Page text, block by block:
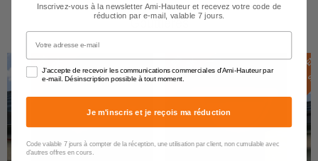
Gouttières
E
N
S
T
O
C
K E
N
S
T
O
C
K E
N
S
T
O
C
Inscrivez-vous à la newsletter Ami-Hauteur et recevez votre code de
réduction par e-mail, valable 7 jours.
Votre adresse e-mail
J'accepte de recevoir les communications commerciales d'Ami-Hauteur par
e-mail. Désinscription possible à tout moment.
Je m'inscris et je reçois ma réduction
Code valable 7 jours à compter de la réception, une utilisation par client, non cumulable avec
d'autres offres en cours.